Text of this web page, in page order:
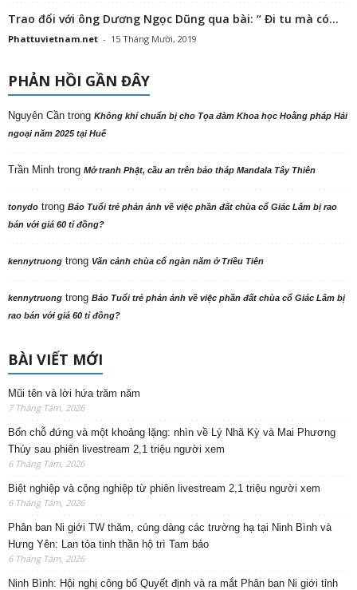
Trao đổi với ông Dương Ngọc Dũng qua bài: “ Đi tu mà có...
Phattuvietnam.net - 15 Tháng Mười, 2019
PHẢN HỒI GẦN ĐÂY
Nguyên Cần trong Không khí chuẩn bị cho Tọa đàm Khoa học Hoằng pháp Hải
ngoại năm 2025 tại Huế
Trần Minh trong Mở tranh Phật, cầu an trên bảo tháp Mandala Tây Thiên
tonydo trong Báo Tuổi trẻ phản ảnh về việc phần đất chùa cổ Giác Lâm bị rao
bán với giá 60 tỉ đồng?
kennytruong trong Vãn cảnh chùa cổ ngàn năm ở Triều Tiên
kennytruong trong Báo Tuổi trẻ phản ảnh về việc phần đất chùa cổ Giác Lâm bị
rao bán với giá 60 tỉ đồng?
BÀI VIẾT MỚI
Mũi tên và lời hứa trăm năm
7 Tháng Tám, 2026
Bốn chỗ đứng và một khoảng lặng: nhìn về Lý Nhã Kỳ và Mai Phương
Thúy sau phiên livestream 2,1 triệu người xem
6 Tháng Tám, 2026
Biệt nghiệp và cộng nghiệp từ phiên livestream 2,1 triệu người xem
6 Tháng Tám, 2026
Phân ban Ni giới TW thăm, cúng dàng các trường hạ tại Ninh Bình và
Hưng Yên: Lan tỏa tinh thần hộ trì Tam bảo
6 Tháng Tám, 2026
Ninh Bình: Hội nghị công bố Quyết định và ra mắt Phân ban Ni giới tỉnh